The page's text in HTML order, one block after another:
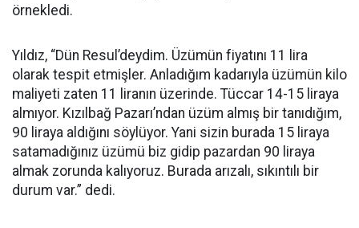
örnekledi.
Yıldız, “Dün Resul’deydim. Üzümün fiyatını 11 lira
olarak tespit etmişler. Anladığım kadarıyla üzümün kilo
maliyeti zaten 11 liranın üzerinde. Tüccar 14-15 liraya
almıyor. Kızılbağ Pazarı’ndan üzüm almış bir tanıdığım,
90 liraya aldığını söylüyor. Yani sizin burada 15 liraya
satamadığınız üzümü biz gidip pazardan 90 liraya
almak zorunda kalıyoruz. Burada arızalı, sıkıntılı bir
durum var.” dedi.